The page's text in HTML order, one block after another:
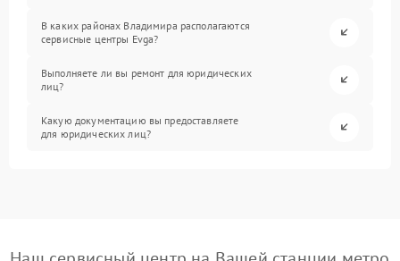
В каких районах Владимира располагаются
сервисные центры Evga?
Выполняете ли вы ремонт для юридических
лиц?
Какую документацию вы предоставляете
для юридических лиц?